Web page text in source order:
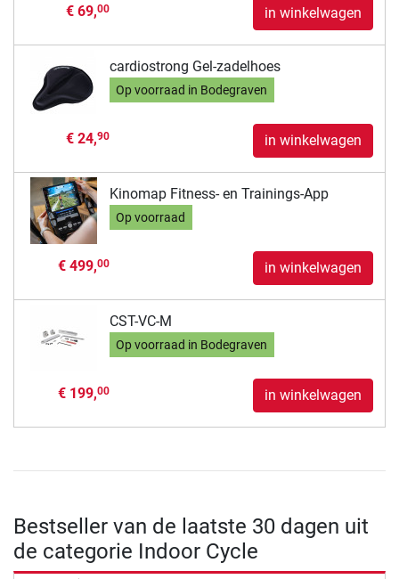
€ 69,00 in winkelwagen
cardiostrong Gel-zadelhoes
Op voorraad in Bodegraven
€ 24,90 in winkelwagen
Kinomap Fitness- en Trainings-App
Op voorraad
€ 499,00 in winkelwagen
CST-VC-M
Op voorraad in Bodegraven
€ 199,00 in winkelwagen
Bestseller van de laatste 30 dagen uit
de categorie Indoor Cycle